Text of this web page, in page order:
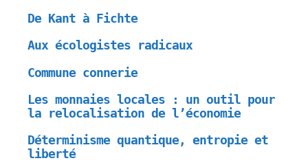
De Kant à Fichte
Aux écologistes radicaux
Commune connerie
Les monnaies locales : un outil pour
la relocalisation de l’économie
Déterminisme quantique, entropie et
liberté